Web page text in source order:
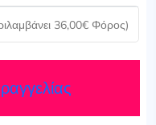
36,00€ Φόρος)